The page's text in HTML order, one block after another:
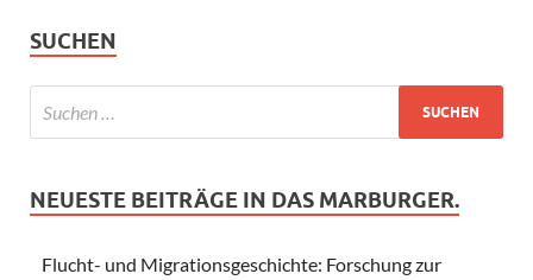
SUCHEN
NEUESTE BEITRÄGE IN DAS MARBURGER.
Flucht- und Migrationsgeschichte: Forschung zur